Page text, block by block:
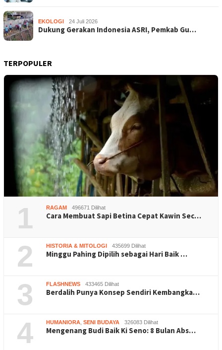
EKOLOGI 24 Juli 2026
Dukung Gerakan Indonesia ASRI, Pemkab Gu…
TERPOPULER
1 RAGAM 496671 Dilihat
Cara Membuat Sapi Betina Cepat Kawin Sec…
2 HISTORIA & MITOLOGI 435699 Dilihat
Minggu Pahing Dipilih sebagai Hari Baik …
3 FLASHNEWS 433465 Dilihat
Berdalih Punya Konsep Sendiri Kembangka…
4 HUMANIORA SENI BUDAYA 326083 Dilihat
Mengenang Budi Baik Ki Seno: 8 Bulan Abs…